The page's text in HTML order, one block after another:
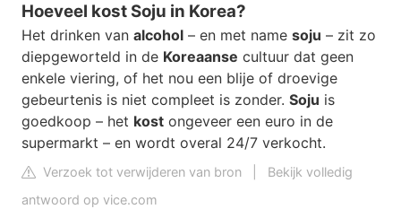
Hoeveel kost Soju in Korea?
Het drinken van alcohol – en met name soju – zit zo
diepgeworteld in de Koreaanse cultuur dat geen
enkele viering, of het nou een blije of droevige
gebeurtenis is niet compleet is zonder. Soju is
goedkoop – het kost ongeveer een euro in de
supermarkt – en wordt overal 24/7 verkocht.
Verzoek tot verwijderen van bron
Bekijk volledig
antwoord op vice.com